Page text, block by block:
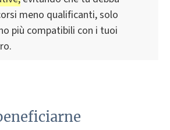
meno qualificanti, solo
più compatibili con i tuoi